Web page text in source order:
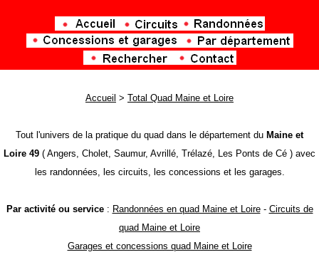
Accueil > Total Quad Maine et Loire
Tout l'univers de la pratique du quad dans le département du Maine et
Loire 49 ( Angers, Cholet, Saumur, Avrillé, Trélazé, Les Ponts de Cé ) avec
les randonnées, les circuits, les concessions et les garages.
Par activité ou service: Randonnées en quad Maine et Loire- Circuits de
quad Maine et Loire
Garages et concessions quad Maine et Loire